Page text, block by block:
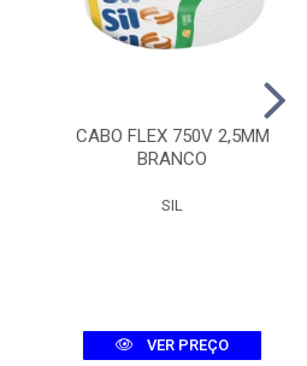
CABO FLEX 750V 2,5MM
BRANCO
SIL
VER PREÇO